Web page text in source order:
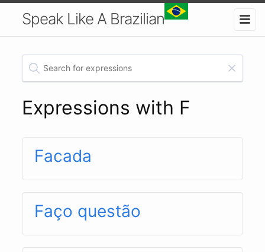
Speak Like A Brazilian
Expressions with F
Facada
Faço questão